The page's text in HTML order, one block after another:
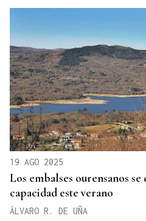
19 AGO 2025
Los embalses ourensanos se
capacidad este verano
ÁLVARO R. DE UÑA